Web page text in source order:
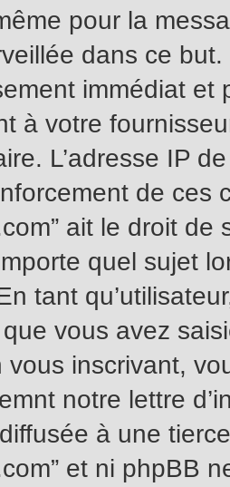
pour la
dans ce
immédiat et
à votre
L’adresse IP
de
ait le droit de
quel sujet
tant
vous avez
vous inscrivant,
notre lettre
à une
et ni phpBB